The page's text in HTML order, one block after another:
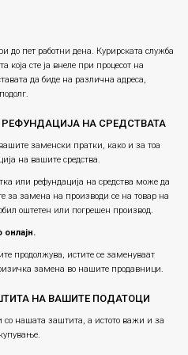
до пет работни дена. Курирската служба
која сте ја внеле при процесот на
да биде на различна адреса,
НА СРЕДСТВАТА
заменски пратки, како и за тоа
на вашите средства.
или рефундацијa на средства може да
за замена на производи се на товар на
оштетен или погрешен производ.
продолжува, истите се заменуваат
замена во нашите продавници.
НА ВАШИТЕ ПОДАТОЦИ
нашата заштита, а истото важи и за